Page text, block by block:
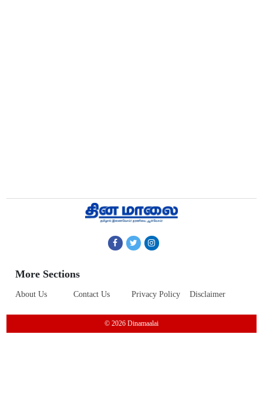
More Sections
About Us Contact Us Privacy Policy Disclaimer
© 2026 Dinamaalai